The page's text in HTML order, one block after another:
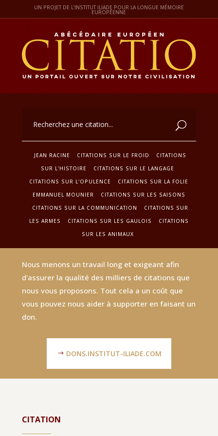
UN PROJET DE L'INSTITUT ILIADE POUR LA LONGUE MÉMOIRE
EUROPÉENNE
JEAN RACINE CITATIONS SUR LE FROID
CITATIONS
SUR L'HISTOIRE
CITATIONS SUR LE LANGAGE
CITATIONS SUR L'OPULENCE
CITATIONS SUR LA FOLIE
EMMANUEL MOUNIER
CITATIONS SUR LES SAISONS
CITATIONS SUR LA COMMUNICATION
CITATIONS SUR
LES ARMES
CITATIONS SUR LES GAULOIS
CITATIONS
SUR LES ANIMAUX
Nous menons un travail long et exigeant afin
d'assurer la qualité des milliers de citations que
nous vous proposons. Tout cela a un coût que
vous pouvez nous aider à supporter en faisant un
don.
DONS.INSTITUT-ILIADE.COM
CITATION